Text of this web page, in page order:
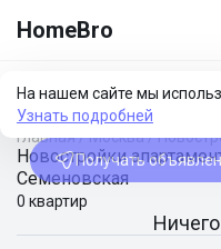
HomeBro
На нашем сайте мы
Узнать подробней
Получать
Фильтры
Главная/Москва/
Новостройки
Семеновская
0 квартир